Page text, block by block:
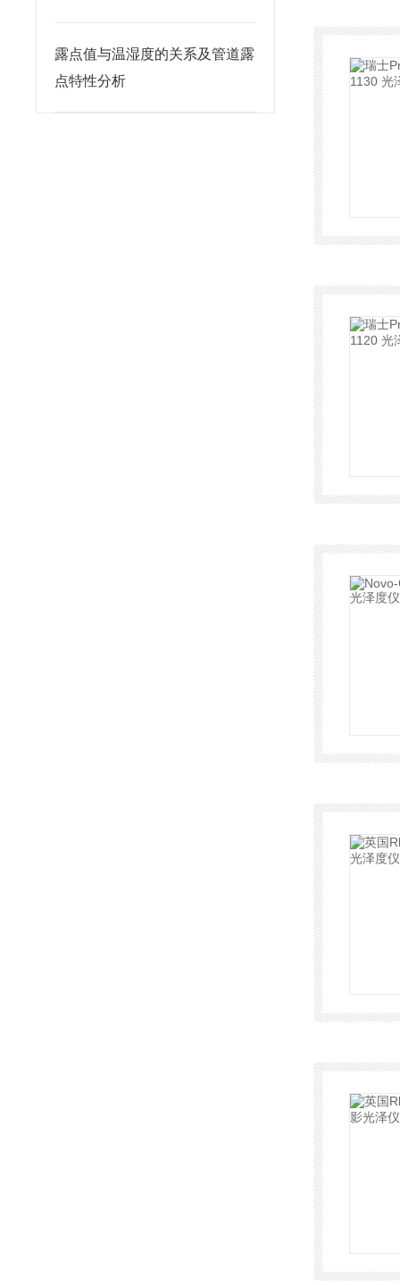
露点值与温湿度的关系及管道露
点特性分析